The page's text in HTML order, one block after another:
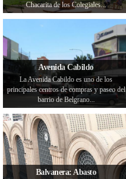
Chacarita de los Colegiales...
Avenida Cabildo
La Avenida Cabildo es uno de los
principales centros de compras y paseo del
barrio de Belgrano...
Balvanera: Abasto